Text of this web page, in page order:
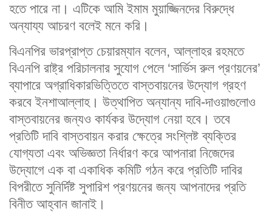
হতে পারে না। এটিকে আমি ইমাম মুয়াজ্জিনদের বিরুদ্ধে
অন্যায্য আচরণ বলেই মনে করি।
বিএনপির ভারপ্রাপ্ত চেয়ারম্যান বলেন, আল্লাহর রহমতে
বিএনপি রাষ্ট্র পরিচালনার সুযোগ পেলে ‘সার্ভিস রুল প্রণয়নের’
ব্যাপারে অগ্রাধিকারভিত্তিতে বাস্তবায়নের উদ্যোগ গ্রহণ
করবে ইনশাআল্লাহ। উত্থাপিত অন্যান্য দাবি-দাওয়াগুলোও
বাস্তবায়নের জন্যও কার্যকর উদ্যোগ নেয়া হবে। তবে
প্রতিটি দাবি বাস্তবায়ন করার ক্ষেত্রে সংশ্লিষ্ট ব্যক্তির
যোগ্যতা এবং অভিজ্ঞতা নির্ধারণ করে আপনারা নিজেদের
উদ্যোগে এক বা একাধিক কমিটি গঠন করে প্রতিটি দাবির
বিপরীতে সুনির্দিষ্ট সুপারিশ প্রণয়নের জন্য আপনাদের প্রতি
বিনীত আহ্বান জানাই।